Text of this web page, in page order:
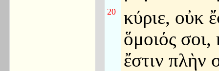
20
κύριε, οὐκ
ὅμοιός σοι,
ἔστιν πλὴν